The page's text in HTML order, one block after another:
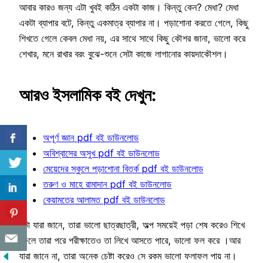
আবার কারও জন্য এটা খুবই কঠিন একটা কাজ। কিন্তু কেন? মেধা? মেধা
একটা ব্যাপার বটে, কিন্তু একমাত্র ব্যাপার না। পড়াশোনা করতে গেলে, কিছু
শিখতে গেলে কেবল মেধা নয়, এর সাথে সাথে কিছু কৌশর জানা, ভালো করে
শেখার, মনে রাখার বরং বুঝে-শুনে সেটা কাজে লাগানোর কায়দাকৌশল।
আরও ইসলামিক বই দেখুন:
অপূর্ণ জ্ঞান pdf বই ডাউনলোড
অবিশ্বাসের অসুখ pdf বই ডাউনলোড
মেয়েদের স্কুলে পড়াশোনা বিতর্ক pdf বই ডাউনলোড
তরুণ ও মাহে রামাদান pdf বই ডাউনলোড
কেয়ামতের আলামত pdf বই ডাউনলোড
এটা যারা জানে, তারা ভালো ছাত্রছাত্রী, অল্প সময়েই পড়া শেষ করেও শিখে
ফেলে তারা পরে পরীক্ষাতেও তা লিখে আসতে পারে, ভালো ফল করে ।আর
যারা জানে না, তারা অনেক চেষ্টা করেও সে রকম ভালো ফলাফল পায় না।